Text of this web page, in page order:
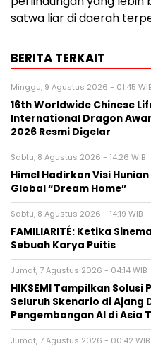
satwa liar di daerah
BERITA TERKAIT
Minggu, 9 Agustus 2026 - 01:45
16th Worldwide Chinese
International Dragon
2026 Resmi Digelar
Sabtu, 8 Agustus 2026 - 14:26 WIB
Himel Hadirkan Visi
Global “Dream Home”
Sabtu, 8 Agustus 2026 - 14:19 WIB
FAMILIARITÉ: Ketika
Sebuah Karya Puitis
Jumat, 7 Agustus 2026 - 04:14 WIB
HIKSEMI Tampilkan
Seluruh Skenario di Ajang
Pengembangan AI di Asia
Jumat, 7 Agustus 2026 - 00:42 WIB